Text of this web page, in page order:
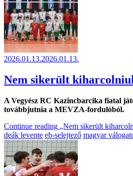
2026.01.13.2026.01.13.
Nem sikerült
A Vegyész RC Kazincbarcika fiatal
továbbjutnia a MEVZA-fordulóból.
Continue reading „Nem sikerült
deák levente eb-selejtező magyar